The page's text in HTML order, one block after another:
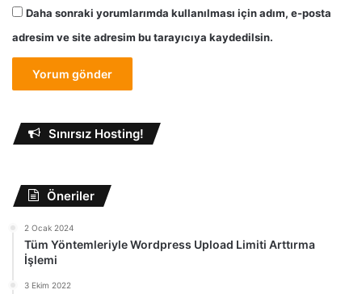
Daha sonraki yorumlarımda kullanılması için adım, e-posta
adresim ve site adresim bu tarayıcıya kaydedilsin.
Sınırsız Hosting!
Öneriler
2 Ocak 2024
Tüm Yöntemleriyle Wordpress Upload Limiti Arttırma
İşlemi
3 Ekim 2022